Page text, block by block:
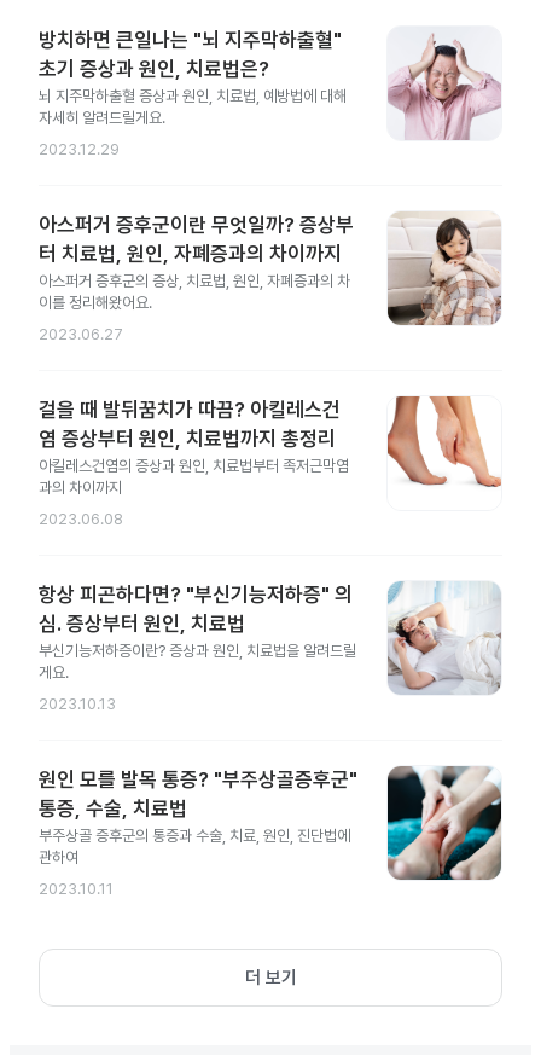
방치하면 큰일나는 "뇌 지주막하출혈"
초기 증상과 원인, 치료법은?
뇌 지주막하출혈 증상과 원인, 치료법, 예방법에 대해
자세히 알려드릴게요.
2023.12.29
아스퍼거 증후군이란 무엇일까? 증상부
터 치료법, 원인, 자폐증과의 차이까지
아스퍼거 증후군의 증상, 치료법, 원인, 자폐증과의 차
이를 정리해왔어요.
2023.06.27
걸을 때 발뒤꿈치가 따끔? 아킬레스건
염 증상부터 원인, 치료법까지 총정리
아킬레스건염의 증상과 원인, 치료법부터 족저근막염
과의 차이까지
2023.06.08
항상 피곤하다면? "부신기능저하증" 의
심. 증상부터 원인, 치료법
부신기능저하증이란? 증상과 원인, 치료법을 알려드릴
게요.
2023.10.13
원인 모를 발목 통증? "부주상골증후군"
통증, 수술, 치료법
부주상골 증후군의 통증과 수술, 치료, 원인, 진단법에
관하여
2023.10.11
더 보기